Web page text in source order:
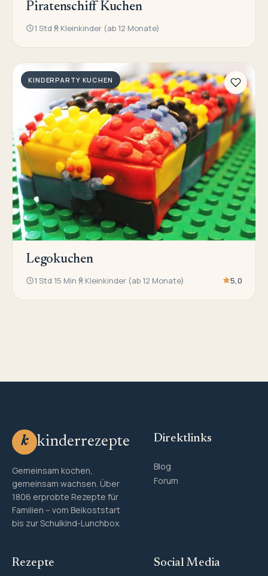
Piratenschiff Kuchen
1 Std Kleinkinder (ab 12 Monate)
KINDERPARTY KUCHEN
Legokuchen
1 Std 15 Min Kleinkinder (ab 12 Monate) 5,0
k kinderrezepte
Gemeinsam kochen,
gemeinsam wachsen. Über
1806 erprobte Rezepte für
Familien – vom Beikoststart
bis zur Schulkind-Lunchbox.
Direktlinks
Blog
Forum
Rezepte Social Media